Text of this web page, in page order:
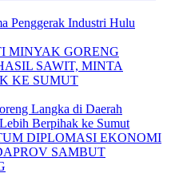
Penggerak Industri Hulu
Langka di Daerah
Berpihak ke Sumut